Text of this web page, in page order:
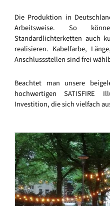
Die Produktion in
Arbeitsweise. So
Standardlichterketten auch
realisieren. Kabelfarbe,
Anschlussstellen sind frei
Beachtet man unsere
hochwertigen SATISFIRE
Investition, die sich vielfach